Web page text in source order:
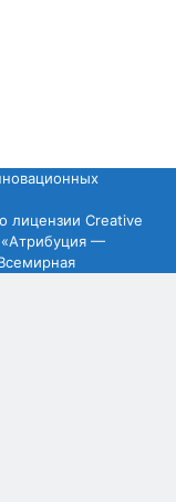
лицензии Creative
—